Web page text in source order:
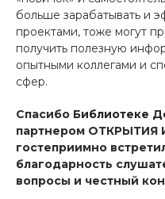
больше зарабатывать и
проектами, тоже могут
получить полезную
опытными коллегами и
сфер.
Спасибо Библиотеке
партнером ОТКРЫТИЯ
гостеприимно
благодарность
вопросы и честный